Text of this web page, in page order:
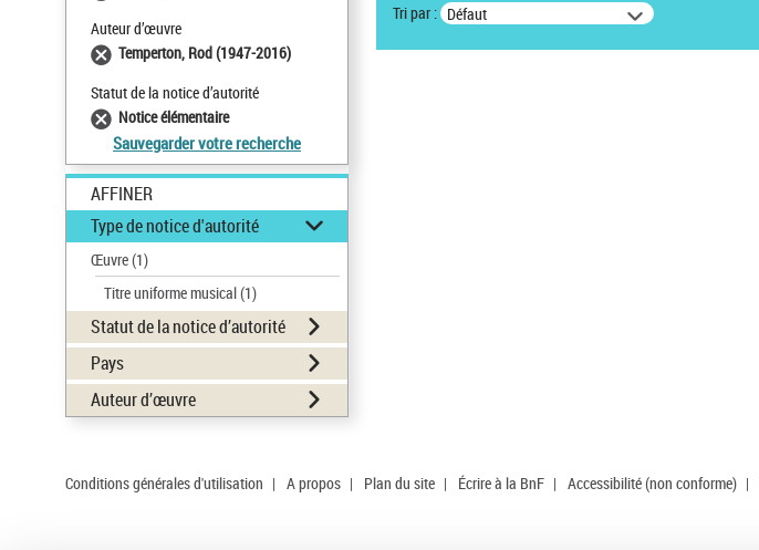
Auteur d’œuvre
Temperton, Rod (1947-2016)
Statut de la notice d’autorité
Notice élémentaire
Sauvegarder votre recherche
AFFINER
Type de notice d'autorité
Œuvre(1)
Titre uniforme musical(1)
Statut de la notice d’autorité
Pays
Auteur d’œuvre
Tri par : Défaut
Conditions générales d'utilisation | A propos | Plan du site | Écrire à la BnF | Accessibilité (non conforme) |